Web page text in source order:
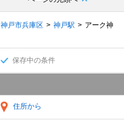
神戸市兵庫区 神戸駅
アーク神
保存中の条件
住所から